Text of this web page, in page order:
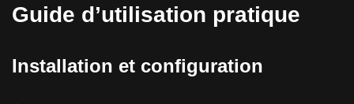
Guide d’utilisation pratique
Installation et configuration